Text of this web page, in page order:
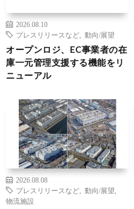
2026.08.10
プレスリリースなど
動向/展望
オープンロジ、EC事業者の在
庫一元管理支援する機能をリ
ニューアル
2026.08.08
プレスリリースなど
動向/展望
物流施設